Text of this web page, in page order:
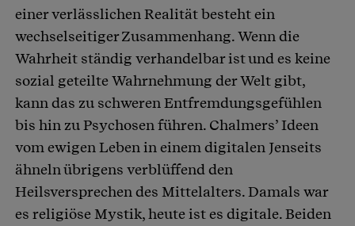
einer verlässlichen Realität besteht ein
wechselseitiger Zusammenhang. Wenn die
Wahrheit ständig verhandelbar ist und es keine
sozial geteilte Wahrnehmung der Welt gibt,
kann das zu schweren Entfremdungsgefühlen
bis hin zu Psychosen führen. Chalmers’ Ideen
vom ewigen Leben in einem digitalen Jenseits
ähneln übrigens verblüffend den
Heilsversprechen des Mittelalters. Damals war
es religiöse Mystik, heute ist es digitale. Beiden